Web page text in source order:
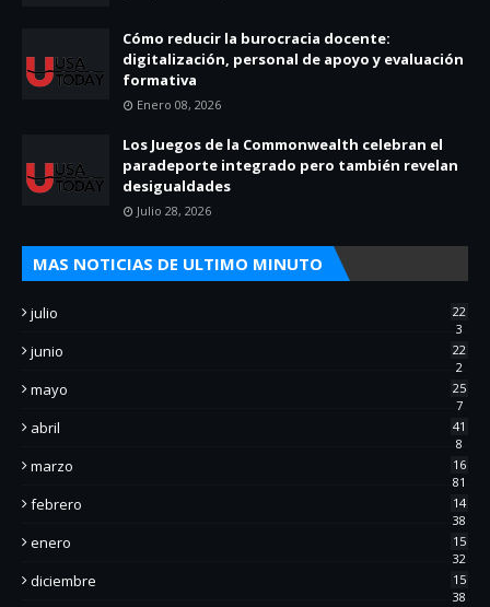
Cómo reducir la burocracia docente:
digitalización, personal de apoyo y evaluación
formativa
Enero 08, 2026
Los Juegos de la Commonwealth celebran el
paradeporte integrado pero también revelan
desigualdades
Julio 28, 2026
MAS NOTICIAS DE ULTIMO MINUTO
julio
22
3
junio
22
2
mayo
25
7
abril
41
8
marzo
16
81
febrero
14
38
enero
15
32
diciembre
15
38